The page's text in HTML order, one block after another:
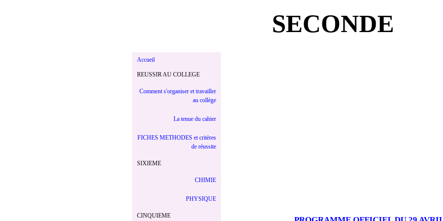
SECONDE
Accueil
REUSSIR AU COLLEGE
Comment s'organiser et travailler
au collège
La tenue du cahier
FICHES METHODES et critères
de réussite
SIXIEME
CHIMIE
PHYSIQUE
CINQUIEME